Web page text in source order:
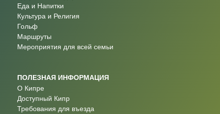
Еда и Напитки
Культура и Религия
Гольф
Маршруты
Мероприятия для всей семьи
ПОЛЕЗНАЯ ИНФОРМАЦИЯ
О Кипре
Доступный Кипр
Требования для въезда